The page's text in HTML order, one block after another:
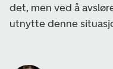
det, men ved å
utnytte denne